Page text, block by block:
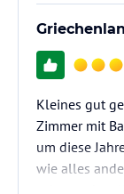
Kleines gut
Zimmer mit
um diese
wie alles